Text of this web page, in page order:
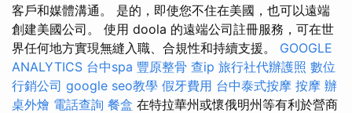
客戶和媒體溝通。 是的，即使您不住在美國，也可以遠端
創建美國公司。 使用 doola 的遠端公司註冊服務，可在世
界任何地方實現無縫入職、合規性和持續支援。 GOOGLE
ANALYTICS 台中spa 豐原整骨 查ip 旅行社代辦護照 數位
行銷公司 google seo教學 假牙費用 台中泰式按摩 按摩 辦
桌外燴 電話查詢 餐盒 在特拉華州或懷俄明州等有利於營商